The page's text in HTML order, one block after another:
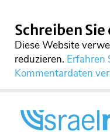
Schreiben
Diese Website
reduzieren. Erfahren
Kommentardaten